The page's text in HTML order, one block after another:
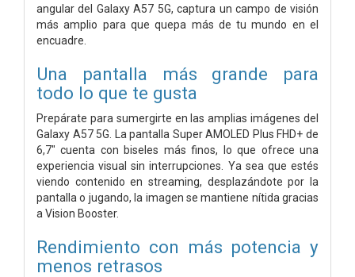
angular del Galaxy A57 5G, captura un campo de visión
más amplio para que quepa más de tu mundo en el
encuadre.
Una pantalla más grande para
todo lo que te gusta
Prepárate para sumergirte en las amplias imágenes del
Galaxy A57 5G. La pantalla Super AMOLED Plus FHD+ de
6,7" cuenta con biseles más finos, lo que ofrece una
experiencia visual sin interrupciones. Ya sea que estés
viendo contenido en streaming, desplazándote por la
pantalla o jugando, la imagen se mantiene nítida gracias
a Vision Booster.
Rendimiento con más potencia y
menos retrasos